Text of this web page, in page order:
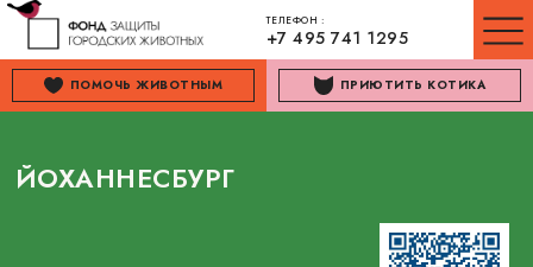
ТЕЛЕФОН :
+7 495 741 1295
ПОМОЧЬ ЖИВОТНЫМ ПРИЮТИТЬ КОТИКА
ЙОХАННЕСБУРГ